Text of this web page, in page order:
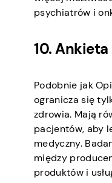
psychiatrów i
10.
Podobnie jak
ogranicza się
zdrowia. Mają
pacjentów, aby
medyczny.
między
produktów i